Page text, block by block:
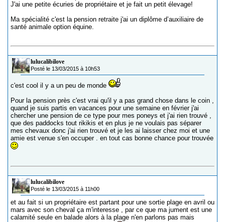
J'ai une petite écuries de propriétaire et je fait un petit élevage!
Ma spécialité c'est la pension retraite j'ai un diplôme d’auxiliaire de
santé animale option équine.
lulucalibilove
Posté le 13/03/2015 à 10h53
c'est cool il y a un peu de monde
Pour la pension près c'est vrai qu'il y a pas grand chose dans le coin ,
quand je suis partis en vacances pour une semaine en février j'ai
chercher une pension de ce type pour mes poneys et j'ai rien trouvé ,
que des paddocks tout rikikis et en plus je ne voulais pas séparer
mes chevaux donc j'ai rien trouvé et je les ai laisser chez moi et une
amie est venue s'en occuper . en tout cas bonne chance pour trouvée
lulucalibilove
Posté le 13/03/2015 à 11h00
et au fait si un propriétaire est partant pour une sortie plage en avril ou
mars avec son cheval ça m'interesse , par ce que ma jument est une
calamité seule en balade alors à la plage n'en parlons pas mais